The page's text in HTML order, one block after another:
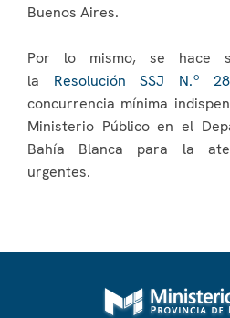
Buenos Aires.
Por lo mismo, se hace
la Resolución SSJ N.º
concurrencia mínima
Ministerio Público en el
Bahía Blanca para la
urgentes.